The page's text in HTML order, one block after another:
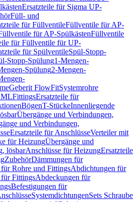
Ersatzteile für Sigma UP-
Füll- und
für FüllventileFüllventile für AP-
für AP-SpülkästenFüllventile
für Füllventile für UP-
für SpülventileSpül-Stopp-
Stopp-Spülung1-Mengen-
Spülung2-Mengen-
Geberit FlowFitSystemrohre
MLFittingsErsatzteile für
BögenT-StückeInnenliegende
Übergänge und Verbindungen,
und Verbindungen,
Ersatzteile für AnschlüsseVerteiler mit
für HeizungÜbergänge und
lösbarAnschlüsse für HeizungErsatzteile
ZubehörDämmungen für
Rohre und FittingsAbdichtungen für
FittingsAbdeckungen für
Befestigungen für
SystemdichtungenSets Schraube